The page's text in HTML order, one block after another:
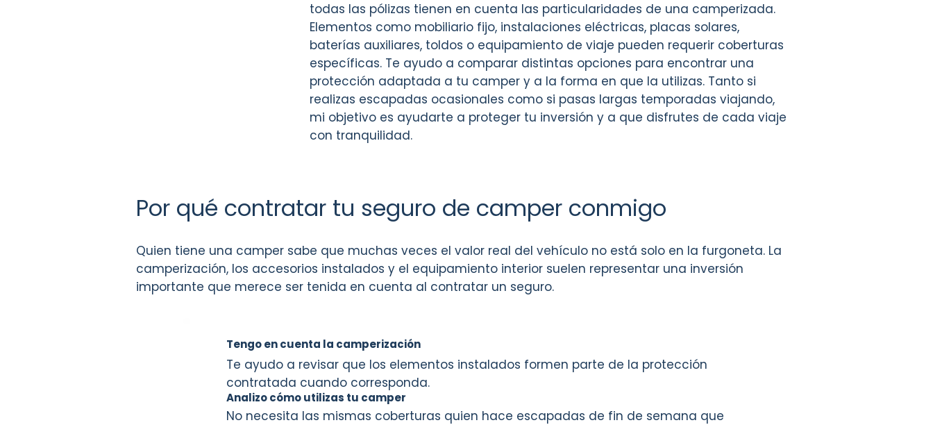
todas las pólizas tienen en cuenta las particularidades de una camperizada.
Elementos como mobiliario fijo, instalaciones eléctricas, placas solares,
baterías auxiliares, toldos o equipamiento de viaje pueden requerir coberturas
específicas. Te ayudo a comparar distintas opciones para encontrar una
protección adaptada a tu camper y a la forma en que la utilizas. Tanto si
realizas escapadas ocasionales como si pasas largas temporadas viajando,
mi objetivo es ayudarte a proteger tu inversión y a que disfrutes de cada viaje
con tranquilidad.
Por qué contratar tu seguro de camper conmigo
Quien tiene una camper sabe que muchas veces el valor real del vehículo no está solo en la furgoneta. La
camperización, los accesorios instalados y el equipamiento interior suelen representar una inversión
importante que merece ser tenida en cuenta al contratar un seguro.
Tengo en cuenta la camperización
Te ayudo a revisar que los elementos instalados formen parte de la protección
contratada cuando corresponda.
No necesita las mismas coberturas quien hace escapadas de fin de semana que
Analizo cómo utilizas tu camper